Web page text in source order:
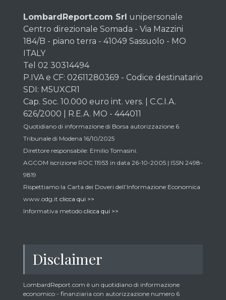
LombardReport.com Srl unipersonale
Centro direzionale Somada - Via Mazzini
184/B - piano terra - 41049 Sassuolo - MO
ITALY
Tel 02 30314494
P.IVA e CF: 02611280369 - Codice destinatario
SDI: M5UXCR1
Cap. Soc. 10.000 euro int. vers. | C.C.I.A.
626/2000 | R.E.A. MO - 444011
Quotidiano di informazione di Borsa autorizzazione 6
Tribunale di Modena 16/10/2025
Direttore responsabile: Emilio Tomasini.
AGCOM iscrizione ROC 11953 in data 26-10-2005 | ISSN 2498-
9819
Rispettiamo la Carta dei Doveri dell’Informazione Economica
www.odg.it clicca qui >>
Informativa metodo clicca qui >>
Disclaimer
LombardReport.com è un quotidiano di informazione
economico - finanziaria con autorizzazione numero 6